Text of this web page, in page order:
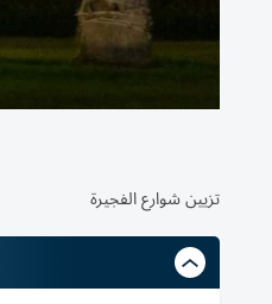
تزيين شوارع الفجيرة